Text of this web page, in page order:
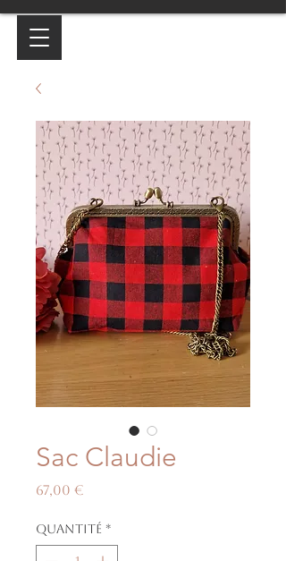
Sac Claudie
67,00 €
Quantité *